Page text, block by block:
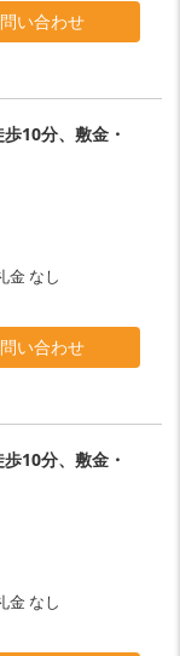
い合わせ
10分、敷金・
金 なし
い合わせ
10分、敷金・
金 なし